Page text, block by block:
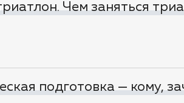
Чем заняться
подготовка — кому,